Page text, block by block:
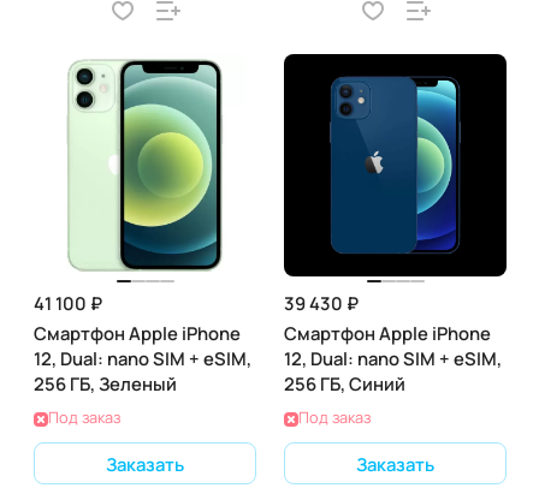
41 100 ₽
Смартфон Apple iPhone
12, Dual: nano SIM + eSIM,
256 ГБ, Зеленый
Под заказ
Заказать
39 430 ₽
Смартфон Apple iPhone
12, Dual: nano SIM + eSIM,
256 ГБ, Синий
Под заказ
Заказать